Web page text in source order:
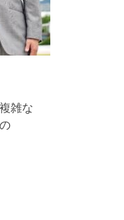
雑な